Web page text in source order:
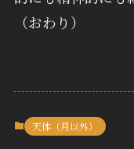
（おわり）
天体（月以外）